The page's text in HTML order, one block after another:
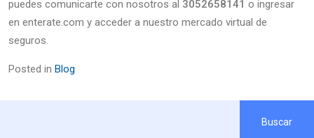
puedes comunicarte con nosotros al 3052658141 o ingresar
en enterate.com y acceder a nuestro mercado virtual de
seguros.
Posted in Blog
Buscar